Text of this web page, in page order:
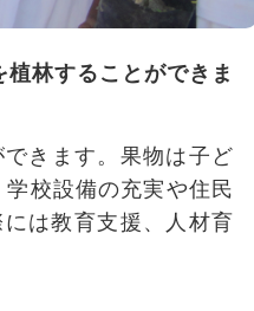
林することができま
きます。果物は子ど
校設備の充実や住民
は教育支援、人材育